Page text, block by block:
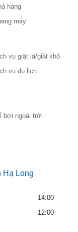
đánh giá là bữa sáng
giúp bạn xua đi sự mệt
hàng
máy
vụ giặt là/giặt khô
vụ du lịch
bơi ngoài trời
Hạ Long
14:00
12:00